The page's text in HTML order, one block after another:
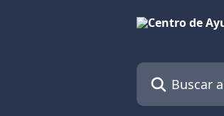
Buscar artículos...